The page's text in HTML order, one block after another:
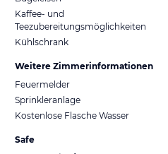
Kaffee- und
Teezubereitungsmöglichkeiten
Kühlschrank
Weitere Zimmerinformationen
Feuermelder
Sprinkleranlage
Kostenlose Flasche Wasser
Safe